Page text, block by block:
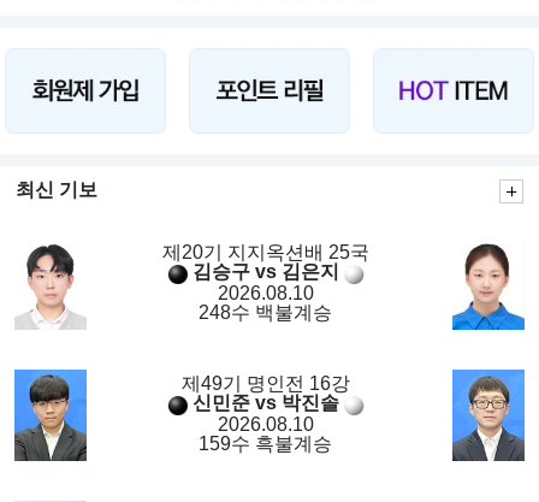
최신 기보
제20기 지지옥션배 25국
김승구 vs 김은지
2026.08.10
248수 백불계승
제49기 명인전 16강
신민준 vs 박진솔
2026.08.10
159수 흑불계승